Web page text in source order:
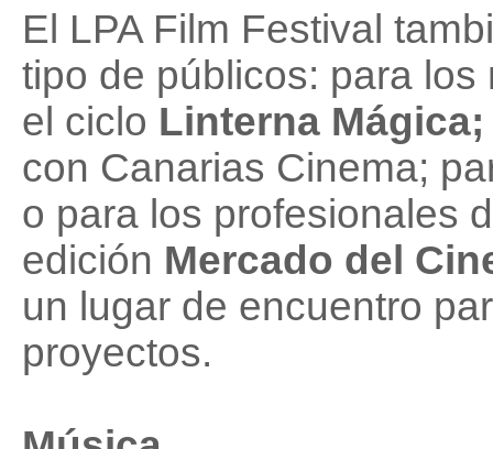
El LPA Film Festival
tipo de públicos: para
el ciclo Linterna
con Canarias Cinema;
o para los profesionales
edición Mercado del
un lugar de encuentro
proyectos.